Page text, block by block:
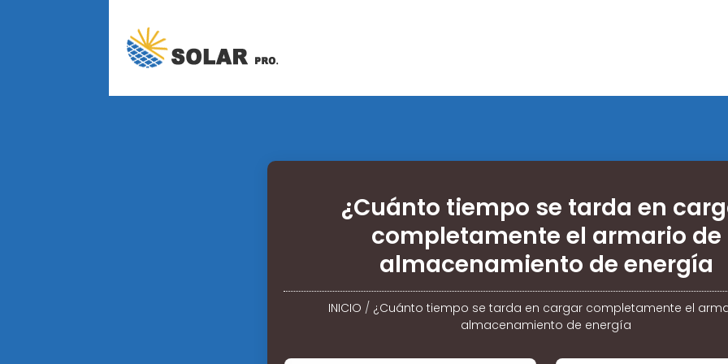
¿Cuánto tiempo se tarda en
completamente el armario de
almacenamiento de energía
INICIO / ¿Cuánto tiempo se tarda en cargar completamente el
almacenamiento de energía